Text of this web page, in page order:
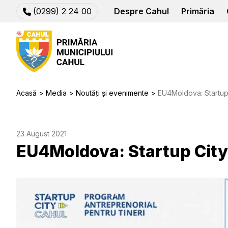
(0299) 2 24 00 Despre Cahul Primăria
Acasă Media Noutăți și evenimente EU4Moldova:
23 August 2021
EU4Moldova: Startup